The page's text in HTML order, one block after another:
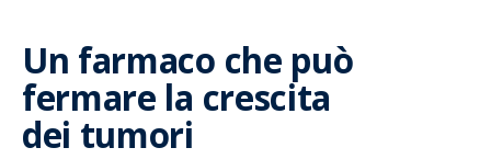
Un farmaco che può
fermare la crescita
dei tumori